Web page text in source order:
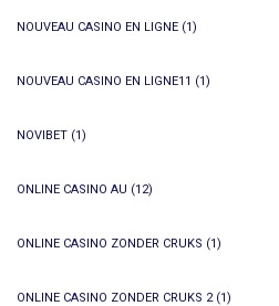
NOUVEAU CASINO EN LIGNE (1)
NOUVEAU CASINO EN LIGNE11 (1)
NOVIBET (1)
ONLINE CASINO AU (12)
ONLINE CASINO ZONDER CRUKS (1)
ONLINE CASINO ZONDER CRUKS 2(1)